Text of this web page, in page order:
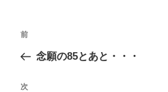
投
ナ
ビ
前
の
稿
前
念願の85とあと・・・
次
次